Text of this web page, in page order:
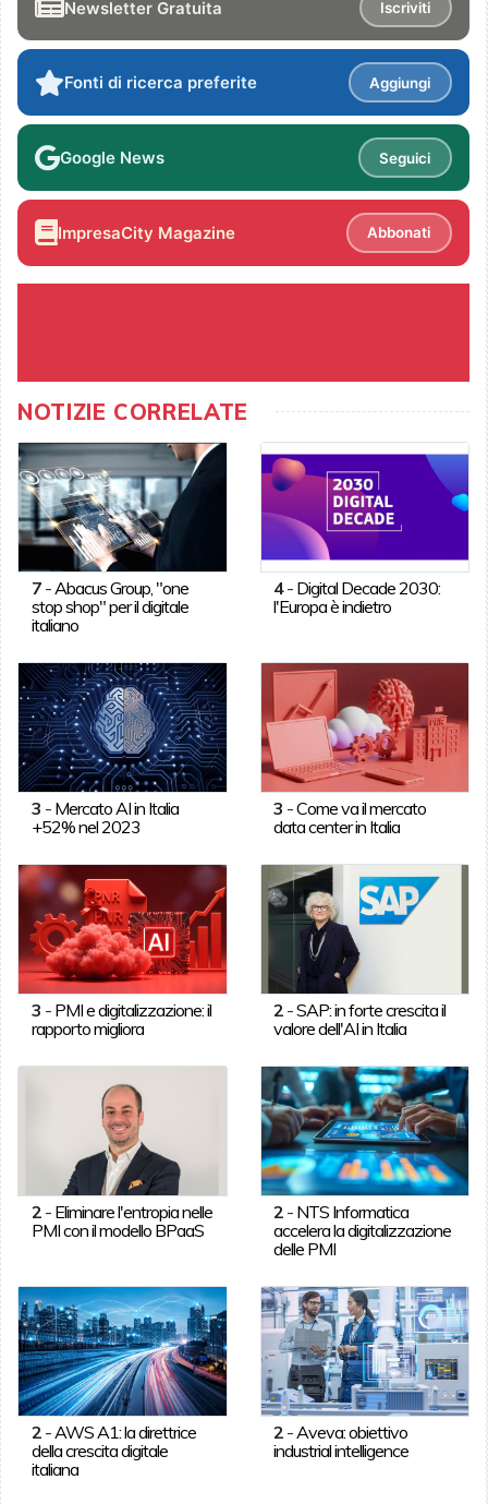
Newsletter Gratuita Iscriviti
Fonti di ricerca preferite Aggiungi
Google News Seguici
ImpresaCity Magazine Abbonati
NOTIZIE CORRELATE
7-Abacus Group, "one
stop shop" per il digitale
italiano
4- Digital Decade 2030:
l'Europa è indietro
3 - Mercato AI in Italia
+52% nel 2023
3 -Come va il mercato
data center in Italia
3 - PMI e digitalizzazione: il
rapporto migliora
2 -SAP: in forte crescita il
valore dell'AI in Italia
2- Eliminare l'entropia nelle
PMI con il modello BPaaS
2 - NTS Informatica
accelera la digitalizzazione
delle PMI
2-AWS A1: la direttrice
della crescita digitale
italiana
2 -Aveva: obiettivo
industrial intelligence